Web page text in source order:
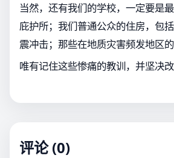
当然，还有我们的学校，一定要是
庇护所；我们普通公众的住房，包
震冲击；那些在地质灾害频发地区
唯有记住这些惨痛的教训，并坚决
评论 (0)